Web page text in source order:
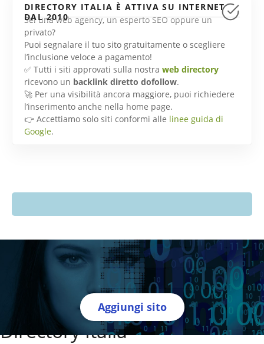
DIRECTORY ITALIA È ATTIVA SU INTERNET
DAL 2010
Sei una web agency, un esperto SEO oppure un
privato?
Puoi segnalare il tuo sito gratuitamente o scegliere
l’inclusione veloce a pagamento!
✅ Tutti i siti approvati sulla nostra web directory
ricevono un backlink diretto dofollow.
🚀 Per una visibilità ancora maggiore, puoi richiedere
l’inserimento anche nella home page.
👉 Accettiamo solo siti conformi alle linee guida di
Google.
Aggiungi sito
Directory Italia